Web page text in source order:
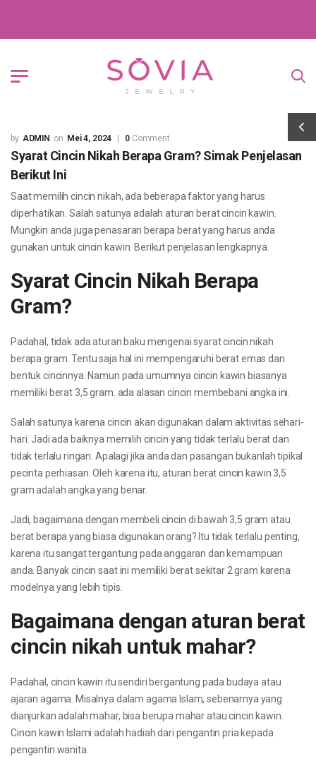
ADMIN Mei 4, 2024 0 Comment
Syarat Cincin Nikah Berapa Gram? Simak Penjelasan
Berikut Ini
Saat memilih cincin nikah, ada beberapa faktor yang harus
diperhatikan. Salah satunya adalah aturan berat cincin kawin.
Mungkin anda juga penasaran berapa berat yang harus anda
gunakan untuk cincin kawin. Berikut penjelasan lengkapnya.
Syarat Cincin Nikah Berapa
Gram?
Padahal, tidak ada aturan baku mengenai syarat cincin nikah
berapa gram. Tentu saja hal ini mempengaruhi berat emas dan
bentuk cincinnya. Namun pada umumnya cincin kawin biasanya
memiliki berat 3,5 gram. ada alasan cincin membebani angka ini.
Salah satunya karena cincin akan digunakan dalam aktivitas sehari-
hari. Jadi ada baiknya memilih cincin yang tidak terlalu berat dan
tidak terlalu ringan. Apalagi jika anda dan pasangan bukanlah tipikal
pecinta perhiasan. Oleh karena itu, aturan berat cincin kawin 3,5
gram adalah angka yang benar.
Jadi, bagaimana dengan membeli cincin di bawah 3,5 gram atau
berat berapa yang biasa digunakan orang? Itu tidak terlalu penting,
karena itu sangat tergantung pada anggaran dan kemampuan
anda. Banyak cincin saat ini memiliki berat sekitar 2 gram karena
modelnya yang lebih tipis.
Bagaimana dengan aturan berat
cincin nikah untuk mahar?
Padahal, cincin kawin itu sendiri bergantung pada budaya atau
ajaran agama. Misalnya dalam agama Islam, sebenarnya yang
dianjurkan adalah mahar, bisa berupa mahar atau cincin kawin.
Cincin kawin Islami adalah hadiah dari pengantin pria kepada
pengantin wanita.